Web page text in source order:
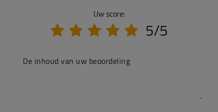
Uw score:
5/5
De inhoud van uw beoordeling